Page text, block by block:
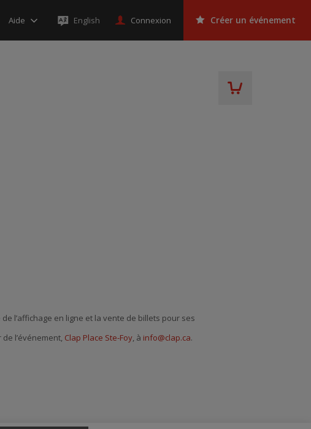
Aide English Connexion Créer un événement
l’affichage en ligne et la vente de billets pour ses
l’événement, Clap Place Ste-Foy, à info@clap.ca.